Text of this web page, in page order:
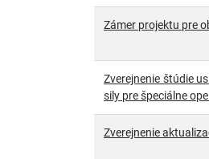
Zámer projektu pre
Zverejnenie štúdie
sily pre špeciálne
Zverejnenie